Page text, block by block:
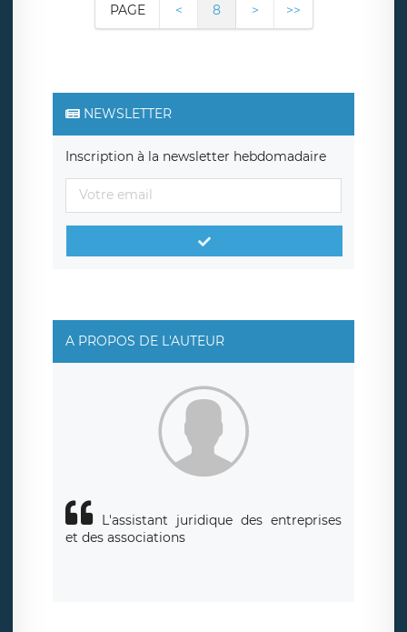
PAGE < 8 > >>
NEWSLETTER
Inscription à la newsletter hebdomadaire
A PROPOS DE L'AUTEUR
L'assistant juridique des entreprises
et des associations